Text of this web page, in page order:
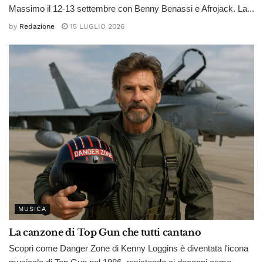
Massimo il 12-13 settembre con Benny Benassi e Afrojack. La...
by Redazione 15 LUGLIO 2026
MUSICA
La canzone di Top Gun che tutti cantano
Scopri come Danger Zone di Kenny Loggins è diventata l'icona